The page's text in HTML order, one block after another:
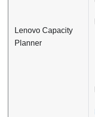
Lenovo Capacity
Planner